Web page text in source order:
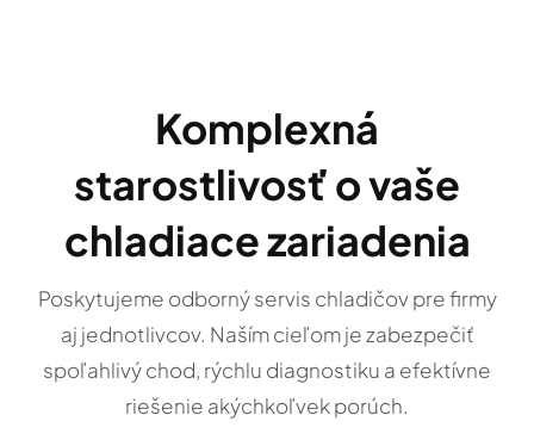
Komplexná
starostlivosť o vaše
chladiace zariadenia
Poskytujeme odborný servis chladičov pre firmy
aj jednotlivcov. Naším cieľom je zabezpečiť
spoľahlivý chod, rýchlu diagnostiku a efektívne
riešenie akýchkoľvek porúch.